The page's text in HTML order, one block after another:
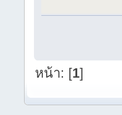
หน้า: [1]